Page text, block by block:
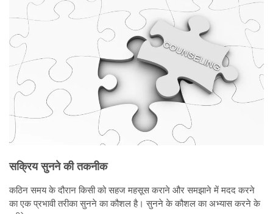
सक्रिय सुनने की तकनीक
कठिन समय के दौरान किसी को सहज महसूस कराने और समझाने में मदद करने
का एक प्रभावी तरीका सुनने का कौशल है। सुनने के कौशल का अभ्यास करने के